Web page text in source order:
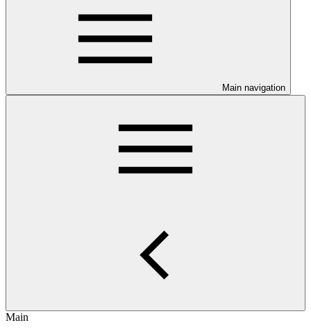
Main navigation
Main